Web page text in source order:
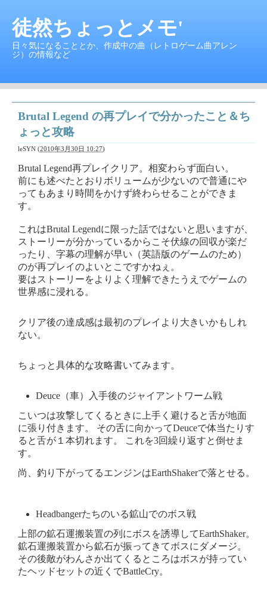
徒然ちょっとメモ'
日々気になることとか、作成中の曲（レトロゲーム曲アレン
ジ）の情報など
Brutal Legend の再プレイで分かったこと＆ち
ょっと攻略
leSYN (2010年3月30日 10:27)
Brutal Legend再プレイクリア。相変わらず面白い。
前にも述べたとおりボリュームが少ないので普通にや
ってもあまり時間をかけず終わらせることができま
す。
これはBrutal Legendに限った話ではないと思いますが、
ストーリーが分かっているからこそ伏線の回収が楽だ
ったり、字幕の理解が早い（英語版のゲームのため）
のが再プレイのよいとこですかねぇ。
要はストーリーをよりよく理解できたうえでゲームの
世界感に浸れる。
クリア後の達成感は最初のプレイより大きいかもしれ
ない。
ちょっと具体的な攻略書いてみます。
Deuce（車）入手後のジャイアントワーム戦
こいつは攻撃してくるときに上手く避けると舌が地面
に張り付きます。 その舌に向かってDeuceで体当たりす
ると舌が１本切れます。 これを3回繰り返すと倒せま
す。
尚、釣り下がってるエンジンはEarthShakerで落とせる。
Headbangerたちのいる鉱山でのボス戦
上部の鉱石運搬装置の列にボスを誘導してEarthShaker。
鉱石運搬装置から鉱石が振ってきてボスにダメージ。
その後敵がわんさか出てくるところはボスが持ってい
たヘッドセットの近くでBattleCry。